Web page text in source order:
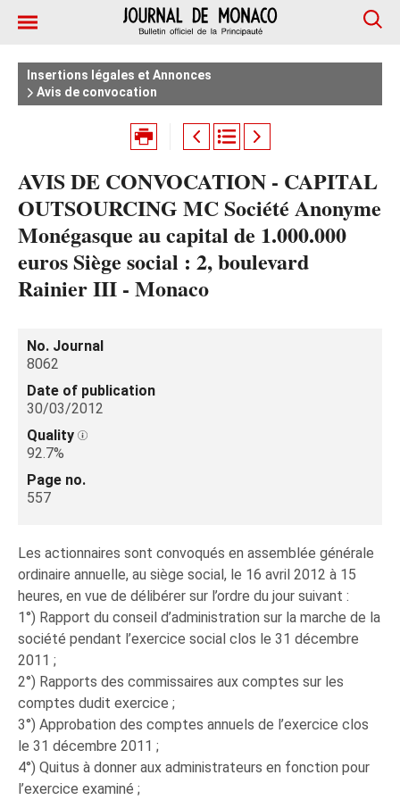
Insertions légales et Annonces
Avis de convocation
AVIS DE CONVOCATION - CAPITAL
OUTSOURCING MC Société Anonyme
Monégasque au capital de 1.000.000
euros Siège social : 2, boulevard
Rainier III - Monaco
No. Journal
8062
Date of publication
30/03/2012
Quality
92.7%
Page no.
557
Les actionnaires sont convoqués en assemblée générale
ordinaire annuelle, au siège social, le 16 avril 2012 à 15
heures, en vue de délibérer sur l’ordre du jour suivant :
1°) Rapport du conseil d’administration sur la marche de la
société pendant l’exercice social clos le 31 décembre
2011 ;
2°) Rapports des commissaires aux comptes sur les
comptes dudit exercice ;
3°) Approbation des comptes annuels de l’exercice clos
le 31 décembre 2011 ;
4°) Quitus à donner aux administrateurs en fonction pour
l’exercice examiné ;